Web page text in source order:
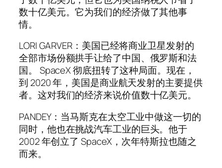
数十亿美元。它为我们的经济做了其他事
情。
LORI GARVER：美国已经将商业卫星发射的
全部市场份额拱手让给了中国、俄罗斯和法
国。 SpaceX 彻底扭转了这种局面。现在，
到 2020 年，美国是商业航天发射的主要提供
者。这对我们的经济来说价值数十亿美元。
PANDEY：当马斯克在太空工业中做这一切的
同时，他也在挑战汽车工业的巨头。他于
2002 年创立了 SpaceX，次年特斯拉也随之
而来。